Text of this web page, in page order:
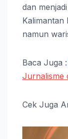
dan
Kalimantan
namun
Baca Juga :
Jurnalisme
Cek Juga